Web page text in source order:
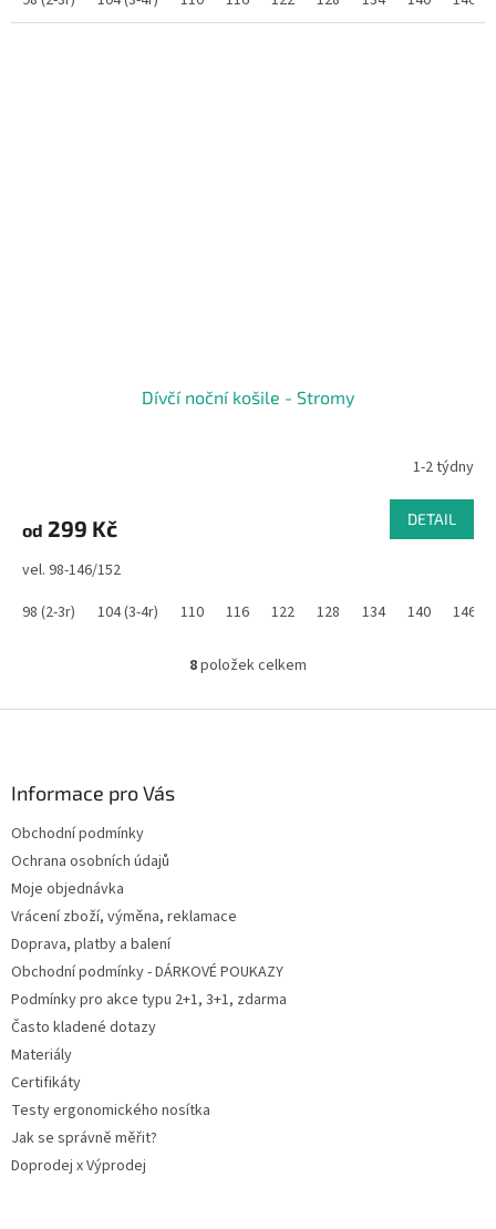
Dívčí noční košile - Stromy
1-2 týdny
od 299 Kč DETAIL
vel. 98-146/152
98 (2-3r)
104 (3-4r) 110 116 122 128 134 140 146/
O
l
ý
p
i
8položek celkem
Informace pro Vás
Obchodní podmínky
Ochrana osobních údajů
Moje objednávka
Vrácení zboží, výměna, reklamace
Doprava, platby a balení
Obchodní podmínky - DÁRKOVÉ POUKAZY
Podmínky pro akce typu 2+1, 3+1, zdarma
Často kladené dotazy
Materiály
Certifikáty
Testy ergonomického nosítka
Jak se správně měřit?
Doprodej x Výprodej